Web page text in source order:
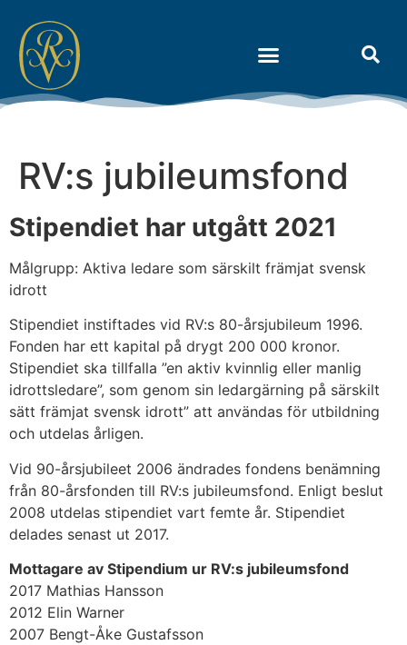
RV:s jubileumsfond
Stipendiet har utgått 2021
Målgrupp: Aktiva ledare som särskilt främjat svensk
idrott
Stipendiet instiftades vid RV:s 80-årsjubileum 1996.
Fonden har ett kapital på drygt 200 000 kronor.
Stipendiet ska tillfalla ”en aktiv kvinnlig eller manlig
idrottsledare”, som genom sin ledargärning på särskilt
sätt främjat svensk idrott” att användas för utbildning
och utdelas årligen.
Vid 90-årsjubileet 2006 ändrades fondens benämning
från 80-årsfonden till RV:s jubileumsfond. Enligt beslut
2008 utdelas stipendiet vart femte år. Stipendiet
delades senast ut 2017.
Mottagare av Stipendium ur RV:s jubileumsfond
2017 Mathias Hansson
2012 Elin Warner
2007 Bengt-Åke Gustafsson